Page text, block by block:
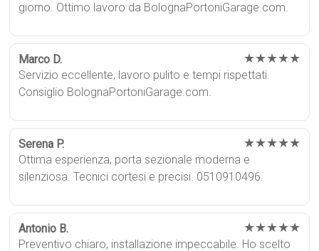
giorno. Ottimo lavoro da BolognaPortoniGarage.com.
Marco D. ★★★★★
Servizio eccellente, lavoro pulito e tempi rispettati.
Consiglio BolognaPortoniGarage.com.
Serena P. ★★★★★
Ottima esperienza, porta sezionale moderna e
silenziosa. Tecnici cortesi e precisi. 0510910496.
Antonio B. ★★★★★
Preventivo chiaro, installazione impeccabile. Ho scelto